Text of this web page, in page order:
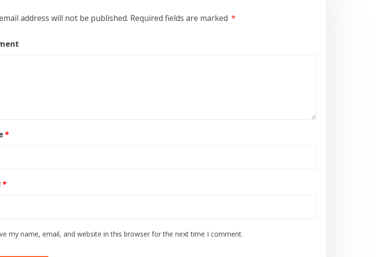
address will not be published. Required fields are marked *
*
*
my name, email, and website in this browser for the next time I comment.